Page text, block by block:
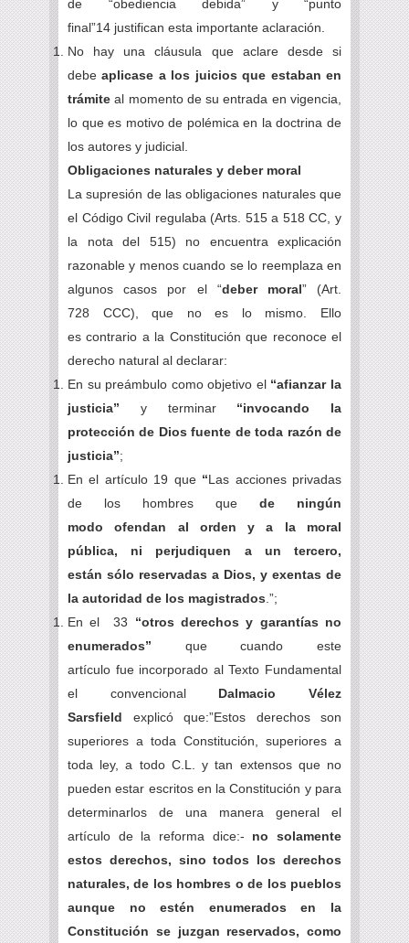
de “obediencia debida” y “punto
final”14 justifican esta importante aclaración.
No hay una cláusula que aclare desde si
debeaplicase a los juicios que estaban en
trámite al momento de su entrada en vigencia,
lo que es motivo de polémica en la doctrina de
los autores y judicial.
Obligaciones naturales y deber moral
La supresión de las obligaciones naturales que
el Código Civil regulaba (Arts. 515 a 518 CC, y
la nota del 515) no encuentra explicación
razonable y menos cuando se lo reemplaza en
algunos casos por el “deber moral” (Art.
728 CCC), que no es lo mismo. Ello
es contrario a la Constitución que reconoce el
derecho natural al declarar:
En su preámbulo como objetivo el“afianzar la
justicia” y terminar“invocando la
protección de Dios fuente de toda razón de
justicia”;
En el artículo 19 que“Las acciones privadas
de los hombres que de ningún
modo ofendan al orden y a la moral
pública, ni perjudiquen a un tercero,
están sólo reservadas a Dios, y exentas de
la autoridad de los magistrados .”;
En el 33 “otros derechos y garantías no
enumerados” que cuando este
artículo fue incorporado al Texto Fundamental
el convencionalDalmacio Vélez
Sarsfield explicó que:”Estos derechos son
superiores a toda Constitución, superiores a
toda ley, a todo C.L. y tan extensos que no
pueden estar escritos en la Constitución y para
determinarlos de una manera general el
artículo de la reforma dice:- no solamente
estos derechos, sino todos los derechos
naturales, de los hombres o de los pueblos
aunque no estén enumerados en la
Constitución se juzgan reservados, como